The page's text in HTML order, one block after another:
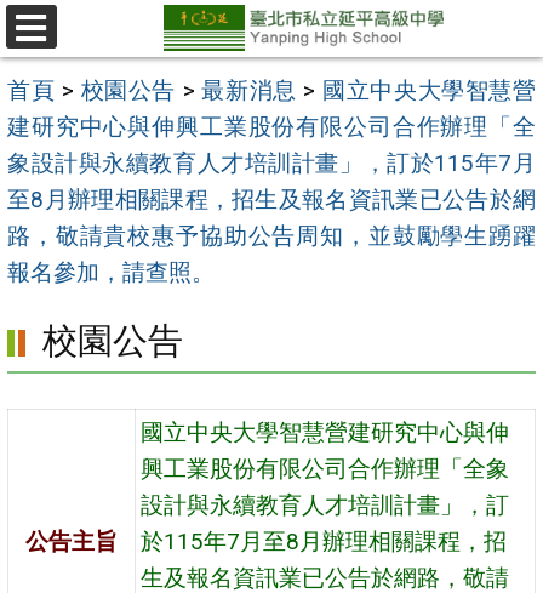
跳
至
主
要
內
容
區
選
單
首頁 > 校園公告 >最新消息 > 國立中央大學智慧營
建研究中心與伸興工業股份有限公司合作辦理「全
象設計與永續教育人才培訓計畫」，訂於115年7月
至8月辦理相關課程，招生及報名資訊業已公告於網
路，敬請貴校惠予協助公告周知，並鼓勵學生踴躍
報名參加，請查照。
校園公告
公告主旨
國立中央大學智慧營建研究中心與伸
興工業股份有限公司合作辦理「全象
設計與永續教育人才培訓計畫」，訂
於115年7月至8月辦理相關課程，招
生及報名資訊業已公告於網路，敬請